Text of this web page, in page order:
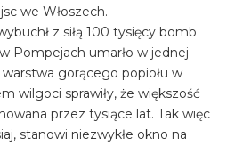
we Włoszech.
z siłą 100 tysięcy bomb
Pompejach umarło w jednej
warstwa gorącego popiołu w
wilgoci sprawiły, że większość
przez tysiące lat. Tak więc
stanowi niezwykłe okno na